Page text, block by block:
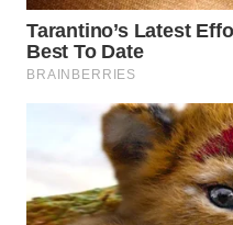
WAHANA
NEWS
WAHANA
ADVOKAT